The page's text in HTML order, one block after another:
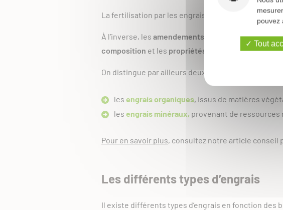
La fertilisation par les engrais a ainsi un impact
À l’inverse, les amendements n’agissent pas
composition et les propriétés physiquesou
On distingue par ailleurs deux grandes catégories
les engrais organiques, issus de matières
les engrais minéraux, provenant de
Pour en savoir plus, consultez notre article conseil
Les différents types d’engrais
Il existe différents types d’engrais en fonction des
pouvez
Tout